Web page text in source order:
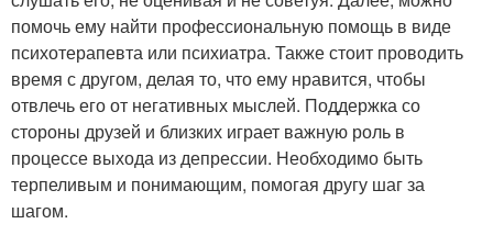
помочь ему найти профессиональную помощь в виде
психотерапевта или психиатра. Также стоит проводить
время с другом, делая то, что ему нравится, чтобы
отвлечь его от негативных мыслей. Поддержка со
стороны друзей и близких играет важную роль в
процессе выхода из депрессии. Необходимо быть
терпеливым и понимающим, помогая другу шаг за
шагом.